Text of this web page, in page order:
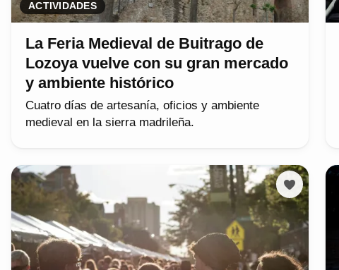
ACTIVIDADES
La Feria Medieval de Buitrago de
Lozoya vuelve con su gran mercado
y ambiente histórico
Cuatro días de artesanía, oficios y ambiente
medieval en la sierra madrileña.